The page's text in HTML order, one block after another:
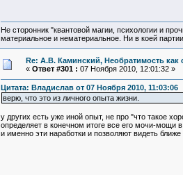
Не сторонник "квантовой магии, психологии и
материальное и нематериальное. Ни в коей
Re: А.В. Каминский, Необратимость как
« Ответ #301 : 07 Ноября 2010, 12:01:32 »
Цитата: Владислав от 07 Ноября 2010, 11:03:06
верю, что это из личного опыта жизни.
у других есть уже иной опыт, не про "что такое
определяет в конечном итоге все его мочи-мощи
и именно эти наработки и позволяют видеть